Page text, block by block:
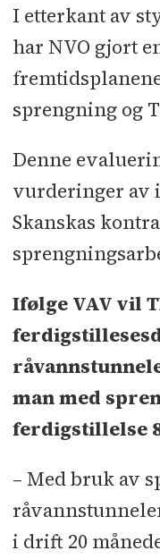
I etterkant av
har NVO gjort
sprengning og
Denne
vurderinger av
Skanskas
Ifølge VAV vil
man med
ferdigstillelse
– Med bruk av
i drift 20